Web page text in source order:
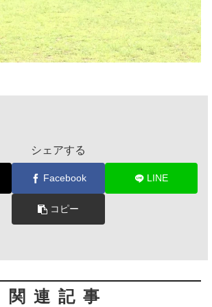
シェアする
Facebook LINE
コピー
関連記事